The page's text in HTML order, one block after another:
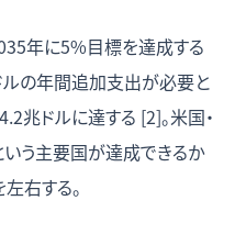
年に5%目標を達成する
の年間追加支出が必要と
兆ドルに達する [2]。米国・
いう主要国が達成できるか
右する。